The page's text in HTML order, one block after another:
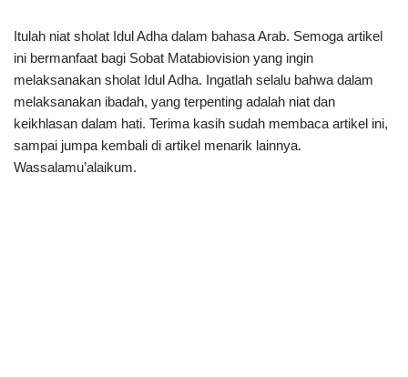
Itulah niat sholat Idul Adha dalam bahasa Arab. Semoga artikel
ini bermanfaat bagi Sobat Matabiovision yang ingin
melaksanakan sholat Idul Adha. Ingatlah selalu bahwa dalam
melaksanakan ibadah, yang terpenting adalah niat dan
keikhlasan dalam hati. Terima kasih sudah membaca artikel ini,
sampai jumpa kembali di artikel menarik lainnya.
Wassalamu’alaikum.